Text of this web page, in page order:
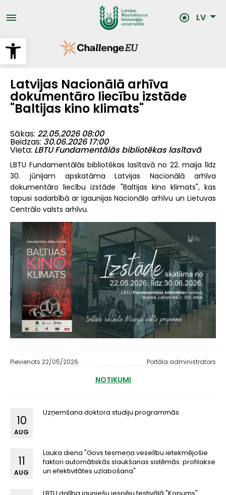
Open toolbar
uz
galveno LV
Latvijas Nacionālā arhīva
dokumentāro liecību izstāde
"Baltijas kino klimats"
Sākas 22.05.2026 08:00
Beidzas 30.06.2026 17:00
Vieta LBTU Fundamentālās bibliotēkas lasītavā
LBTU Fundamentālās bibliotēkas lasītavā no 22. maija līdz
30. jūnijam apskatāma Latvijas Nacionālā arhīva
dokumentāro liecību izstāde "Baltijas kino klimats", kas
tapusi sadarbībā ar Igaunijas Nacionālo arhīvu un Lietuvas
Centrālo valsts arhīvu.
Pievienots 22/05/2026 Portāla administrators
NOTIKUMI
Uzņemšana doktora studiju programmās
10
AUG
Lauka diena "Govs tesmeņa veselību ietekmējošie
faktori automātiskās slaukšanas sistēmās: profilakse
un efektivitātes uzlabošana"
11
AUG
LBTU dalība jauniešu iespēju festivālā "Kopums"